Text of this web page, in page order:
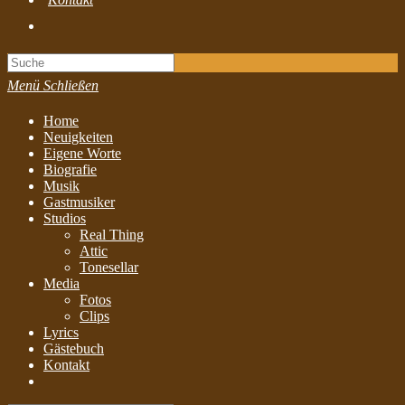
website
search
Menü Schließen
Home
Neuigkeiten
Eigene Worte
Biografie
Musik
Gastmusiker
Studios
Real Thing
Attic
Tonesellar
Media
Fotos
Clips
Lyrics
Gästebuch
Kontakt